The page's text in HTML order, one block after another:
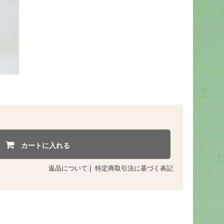
カートに入れる
返品について 特定商取引法に基づく表記